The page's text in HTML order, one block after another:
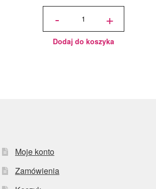
-
ilość Karton
36x36x45/30
cm Biały - 1 +
Dodaj do koszyka
Moje konto
Zamówienia